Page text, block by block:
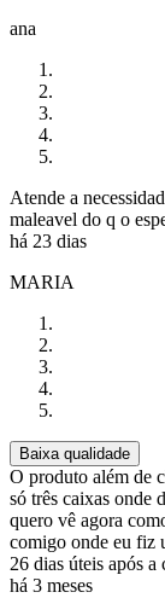
ana
Atende a
maleavel do q o
há 23 dias
MARIA
Baixa qualidade
O produto além de
só três caixas onde
quero vê agora
comigo onde eu fiz
26 dias úteis após
há 3 meses